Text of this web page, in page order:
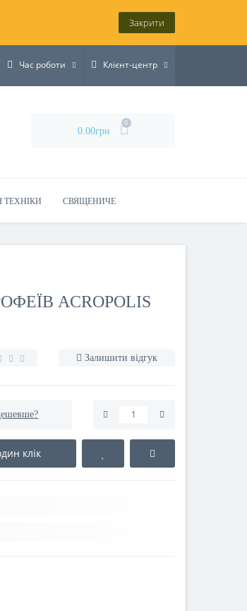
Закрити
Час роботи Клієнт-центр
0.00грн
0
ТЕХНІКИ СВЯЩЕНИЧЕ
ACROPOLIS
Залишити відгук
клік